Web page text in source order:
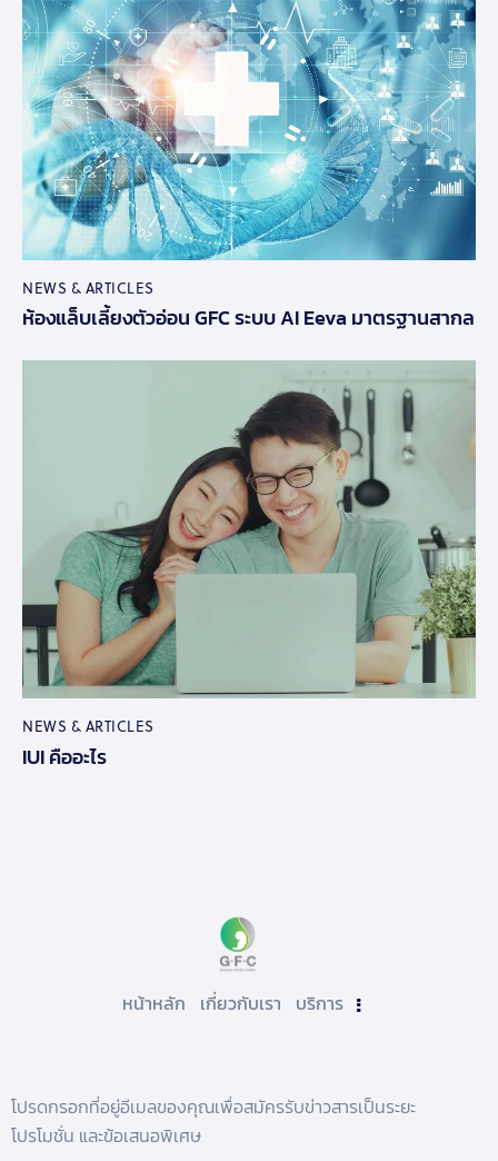
NEWS & ARTICLES
ห้องแล็บเลี้ยงตัวอ่อน GFC ระบบ AI Eeva มาตรฐานสากล
NEWS & ARTICLES
IUI คืออะไร
หน้าหลัก เกี่ยวกับเรา บริการ
โปรดกรอกที่อยู่อีเมลของคุณเพื่อสมัครรับข่าวสารเป็นระยะ
โปรโมชั่น และข้อเสนอพิเศษ